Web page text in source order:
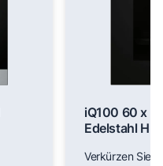
iQ100 60 x
Edelstahl
Verkürzen Sie